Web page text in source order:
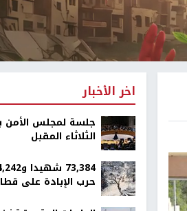
اخر الأخبار
جلسة لمجلس الأمن
الثلاثاء المقبل
حرب الإبادة على